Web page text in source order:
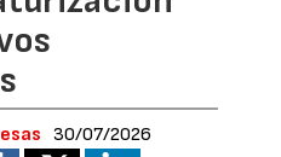
30/07/2026